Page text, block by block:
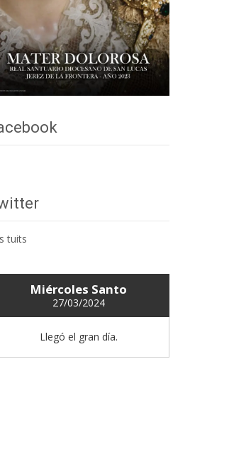
tuits
Miércoles Santo
27/03/2024
Llegó el gran día.